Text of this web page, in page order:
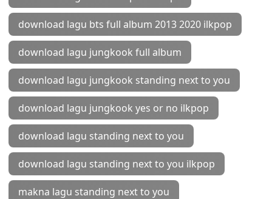
download lagu bts full album 2013 2020 ilkpop
download lagu jungkook full album
download lagu jungkook standing next to you
download lagu jungkook yes or no ilkpop
download lagu standing next to you
download lagu standing next to you ilkpop
makna lagu standing next to you